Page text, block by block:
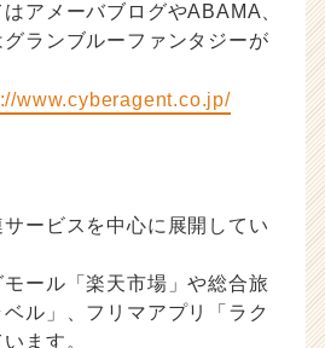
アメーバブログやABAMA、
ランブルーファンタジーが
www.cyberagent.co.jp/
ービスを中心に展開してい
ール「楽天市場」や総合旅
ル」、フリマアプリ「ラク
ます。